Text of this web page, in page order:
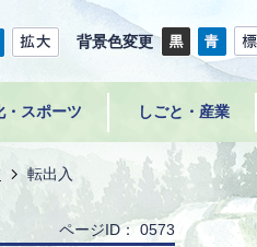
背景色変更
・スポーツ しごと・産業
転出入
ページID： 0573